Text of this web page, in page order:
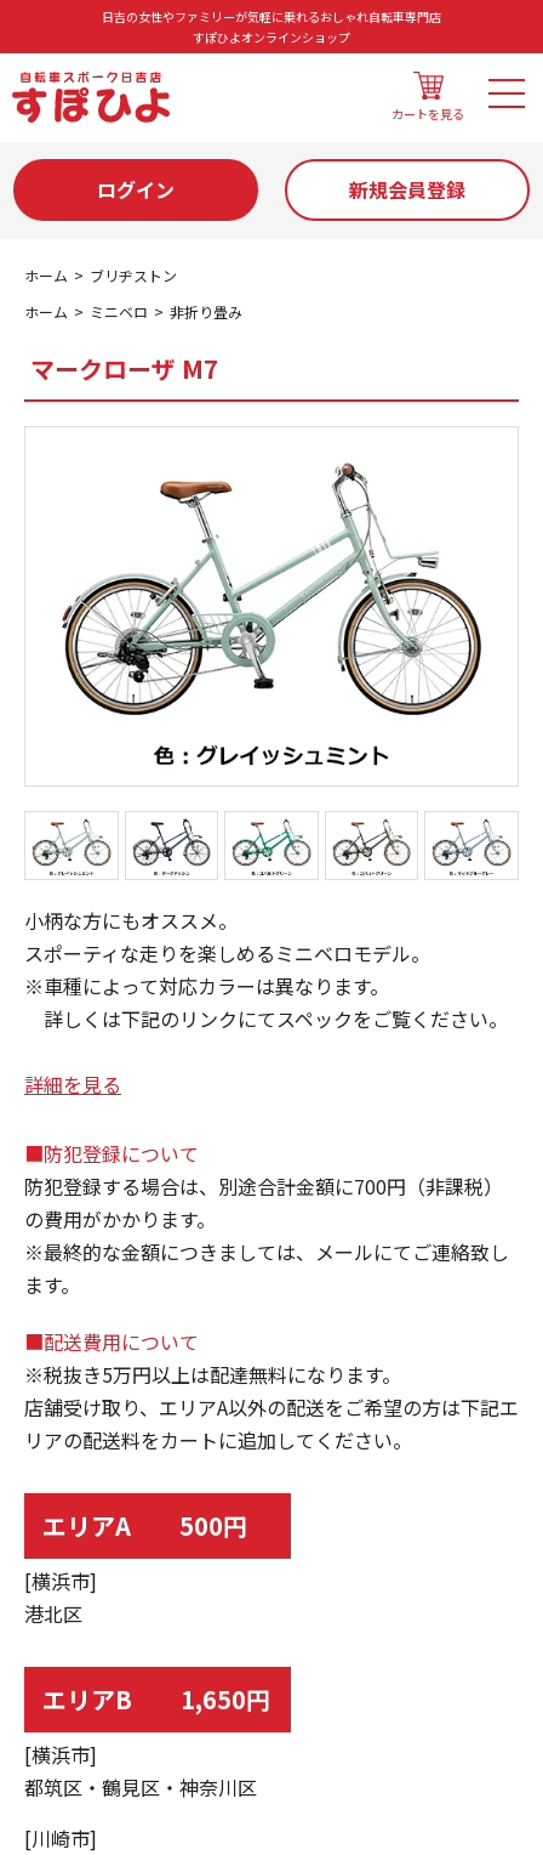
日吉の女性やファミリーが気軽に乗れるおしゃれ自転車専門店
すぽひよオンラインショップ
カートを見る
ログイン 新規会員登録
ホーム
ブリヂストン
ホーム
ミニベロ 非折り畳み
マークローザ M7
小柄な方にもオススメ。
スポーティな走りを楽しめるミニベロモデル。
※車種によって対応カラーは異なります。
詳しくは下記のリンクにてスペックをご覧ください。
詳細を見る
■防犯登録について
防犯登録する場合は、別途合計金額に700円（非課税）
の費用がかかります。
※最終的な金額につきましては、メールにてご連絡致し
ます。
■配送費用について
※税抜き5万円以上は配達無料になります。
店舗受け取り、エリアA以外の配送をご希望の方は下記エ
リアの配送料をカートに追加してください。
エリアA 500円
[横浜市]
港北区
エリアB 1,650円
[横浜市]
都筑区・鶴見区・神奈川区
[川崎市]